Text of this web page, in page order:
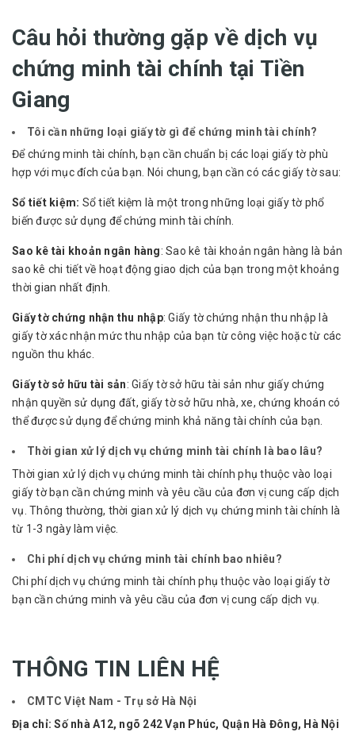
Câu hỏi thường gặp về dịch vụ
chứng minh tài chính tại Tiền
Giang
Tôi cần những loại giấy tờ gì để chứng minh tài chính?
Để chứng minh tài chính, bạn cần chuẩn bị các loại giấy tờ phù
hợp với mục đích của bạn. Nói chung, bạn cần có các giấy tờ sau:
Sổ tiết kiệm: Sổ tiết kiệm là một trong những loại giấy tờ phổ
biến được sử dụng để chứng minh tài chính.
Sao kê tài khoản ngân hàng: Sao kê tài khoản ngân hàng là bản
sao kê chi tiết về hoạt động giao dịch của bạn trong một khoảng
thời gian nhất định.
Giấy tờ chứng nhận thu nhập: Giấy tờ chứng nhận thu nhập là
giấy tờ xác nhận mức thu nhập của bạn từ công việc hoặc từ các
nguồn thu khác.
Giấy tờ sở hữu tài sản: Giấy tờ sở hữu tài sản như giấy chứng
nhận quyền sử dụng đất, giấy tờ sở hữu nhà, xe, chứng khoán có
thể được sử dụng để chứng minh khả năng tài chính của bạn.
Thời gian xử lý dịch vụ chứng minh tài chính là bao lâu?
Thời gian xử lý dịch vụ chứng minh tài chính phụ thuộc vào loại
giấy tờ bạn cần chứng minh và yêu cầu của đơn vị cung cấp dịch
vụ. Thông thường, thời gian xử lý dịch vụ chứng minh tài chính là
từ 1-3 ngày làm việc.
Chi phí dịch vụ chứng minh tài chính bao nhiêu?
Chi phí dịch vụ chứng minh tài chính phụ thuộc vào loại giấy tờ
bạn cần chứng minh và yêu cầu của đơn vị cung cấp dịch vụ.
THÔNG TIN LIÊN HỆ
CMTC Việt Nam - Trụ sở Hà Nội
Địa chỉ:Số nhà A12, ngõ 242 Vạn Phúc, Quận Hà Đông, Hà Nội